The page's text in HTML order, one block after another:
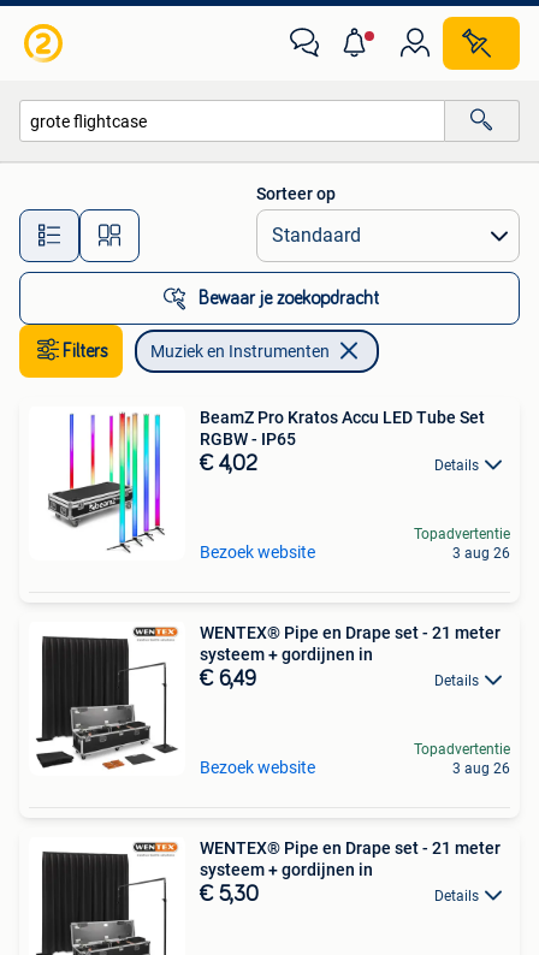
Alle afstanden…
Sorteer op
Bewaar je zoekopdracht
Filters Muziek en Instrumenten
BeamZ Pro Kratos Accu LED Tube Set
RGBW - IP65
€ 4,02 Details
Bezoek website
Topadvertentie
3 aug 26
WENTEX® Pipe en Drape set - 21 meter
systeem + gordijnen in
€ 6,49 Details
Bezoek website
Topadvertentie
3 aug 26
WENTEX® Pipe en Drape set - 21 meter
systeem + gordijnen in
€ 5,30 Details